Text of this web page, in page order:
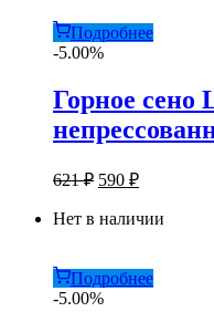
Подробнее
-5.00%
Горное сено
621₽ Первоначальная
составляла
590 ₽Текущая
590 ₽.
Нет в наличии
Подробнее
-5.00%